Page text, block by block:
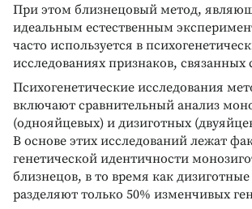
При этом близнецовый метод,
идеальным естественным
часто используется в
исследованиях признаков, связанных
Психогенетические исследования
включают сравнительный анализ
(однояйцевых) и дизиготных
В основе этих исследований лежат
генетической идентичности
близнецов, в то время как
разделяют только 50% изменчивых